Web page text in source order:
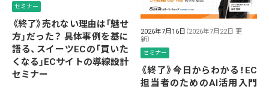
セミナー
《終了》売れない理由は「魅せ
方」だった？ 具体事例を基に
語る、スイーツECの「買いた
くなる」ECサイトの導線設計
セミナー
2026年7月16日 （2026年7月22日 更
新）
セミナー
《終了》今日からわかる！EC
担当者のためのAI活用入門